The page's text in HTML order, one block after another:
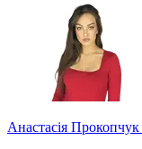
Анастасія Прокопчук